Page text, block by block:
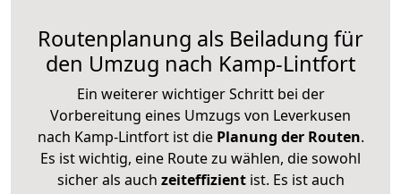
Routenplanung als Beiladung für
den Umzug nach Kamp-Lintfort
Ein weiterer wichtiger Schritt bei der
Vorbereitung eines Umzugs von Leverkusen
nach Kamp-Lintfort ist diePlanung der Routen.
Es ist wichtig, eine Route zu wählen, die sowohl
sicher als auch zeiteffizientist. Es ist auch